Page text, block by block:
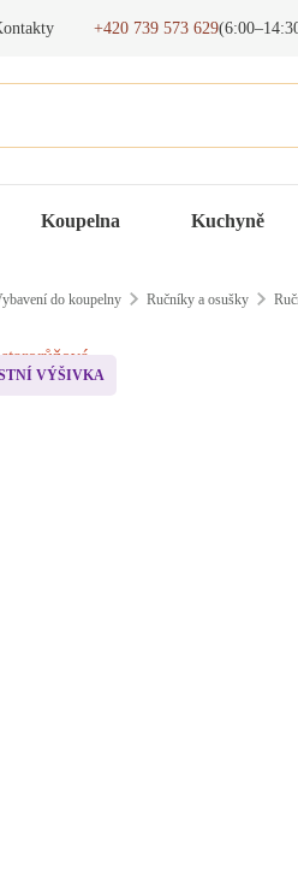
+420 739 573 629
Koupelna Kuchyně
do koupelny Ručníky a osušky
VÝŠIVKA